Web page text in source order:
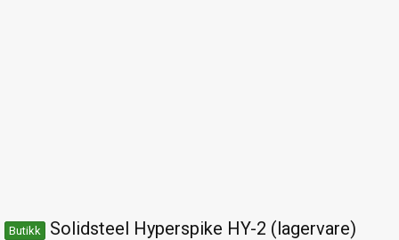
Butikk Solidsteel Hyperspike HY-2 (lagervare)